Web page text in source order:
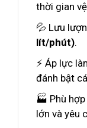
thời gian
💦 Lưu
lít/phút).
⚡ Áp lực
đánh bật
🏭 Phù
lớn và yêu